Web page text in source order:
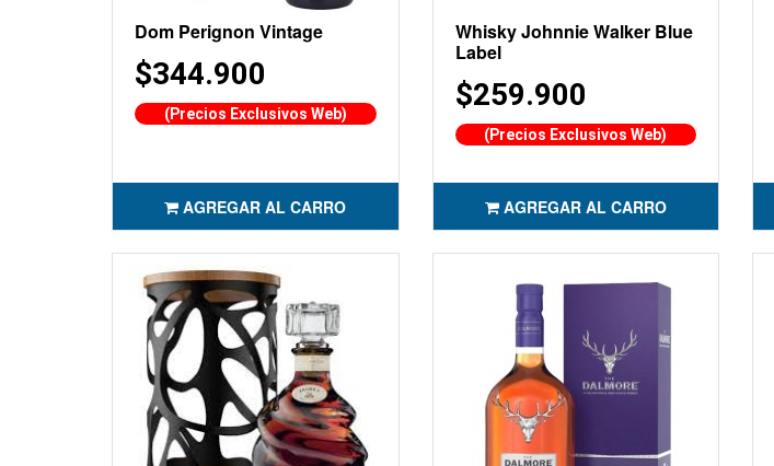
Dom Perignon Vintage
$344.900
(Precios Exclusivos Web)
AGREGAR AL CARRO
Whisky Johnnie Walker Blue
Label
$259.900
(Precios Exclusivos Web)
AGREGAR AL CARRO